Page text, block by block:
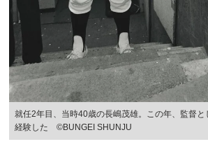
就任2年目、当時40歳の長嶋茂雄。この年、監督
経験した ©︎BUNGEI SHUNJU